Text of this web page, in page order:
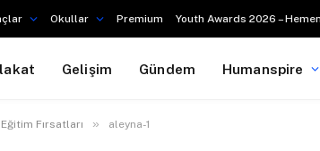
Okullar Premium Youth Awards 2026 –
Gelişim Gündem Humanspire
Fırsatları » aleyna-1